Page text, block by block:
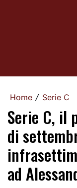
Home / Serie C
Serie C, il
di
ad